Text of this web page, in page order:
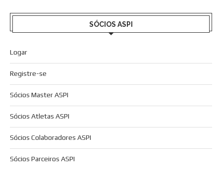
SÓCIOS ASPI
Logar
Registre-se
Sócios Master ASPI
Sócios Atletas ASPI
Sócios Colaboradores ASPI
Sócios Parceiros ASPI